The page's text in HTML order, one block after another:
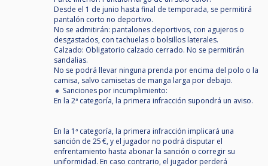
Desde el 1 de junio hasta final de temporada, se permitirá
pantalón corto no deportivo.
No se admitirán: pantalones deportivos, con agujeros o
desgastados, con tachuelas o bolsillos laterales.
Calzado: Obligatorio calzado cerrado. No se permitirán
sandalias.
No se podrá llevar ninguna prenda por encima del polo o la
camisa, salvo camisetas de manga larga por debajo.
🔸 Sanciones por incumplimiento:
En la 2ª categoría, la primera infracción supondrá un aviso.
En la 1ª categoría, la primera infracción implicará una
sanción de 25 €, y el jugador no podrá disputar el
enfrentamiento hasta abonar la sanción o corregir su
uniformidad. En caso contrario, el jugador perderá